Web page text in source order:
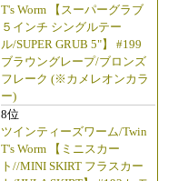
T's Worm 【スーパーグラブ
５インチ シングルテー
ル/SUPER GRUB 5"】 #199
ブラウングレープ/ブロンズ
フレーク (※カメレオンカラ
ー)
8位
ツインティーズワーム/Twin
T's Worm 【ミニスカー
ト//MINI SKIRT フラスカー